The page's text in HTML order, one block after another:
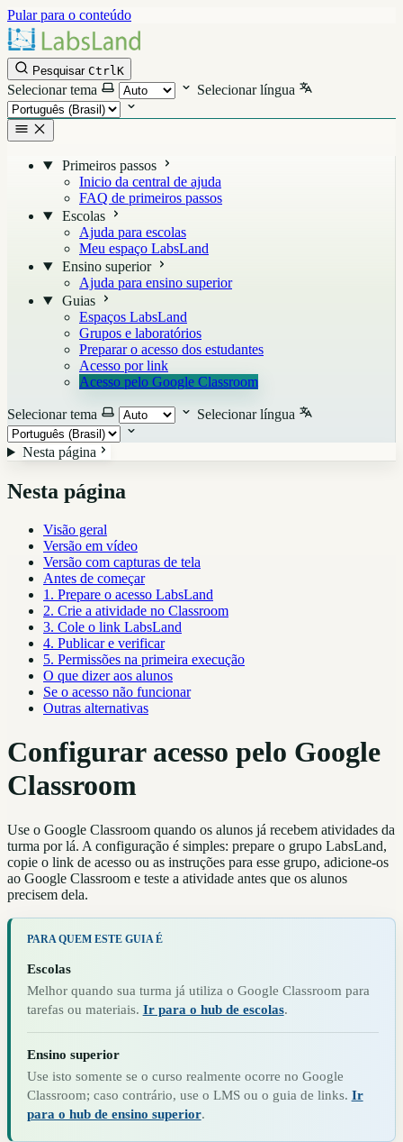
Pular para o conteúdo
Pesquisar CtrlK
Selecionar tema Selecionar língua
Primeiros passos
Inicio da central de ajuda
FAQ de primeiros passos
Escolas
Ajuda para escolas
Meu espaço LabsLand
Ensino superior
Ajuda para ensino superior
Guias
Espaços LabsLand
Grupos e laboratórios
Preparar o acesso dos estudantes
Acesso por link
Acesso pelo Google Classroom
Selecionar tema Selecionar língua
Nesta página
Nesta página
Visão geral
Versão em vídeo
Versão com capturas de tela
Antes de começar
1. Prepare o acesso LabsLand
2. Crie a atividade no Classroom
3. Cole o link LabsLand
4. Publicar e verificar
5. Permissões na primeira execução
O que dizer aos alunos
Se o acesso não funcionar
Outras alternativas
Configurar acesso pelo Google
Classroom
Use o Google Classroom quando os alunos já recebem atividades da
turma por lá. A configuração é simples: prepare o grupo LabsLand,
copie o link de acesso ou as instruções para esse grupo, adicione-os
ao Google Classroom e teste a atividade antes que os alunos
precisem dela.
PARA QUEM ESTE GUIA É
Escolas
Melhor quando sua turma já utiliza o Google Classroom para
tarefas ou materiais. Ir para o hub de escolas.
Ensino superior
Use isto somente se o curso realmente ocorre no Google
Classroom; caso contrário, use o LMS ou o guia de links. Ir
para o hub de ensino superior.